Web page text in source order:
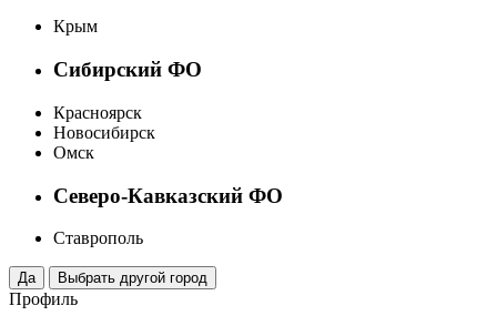
Крым
Сибирский ФО
Красноярск
Новосибирск
Омск
Северо-Кавказский ФО
Ставрополь
Профиль